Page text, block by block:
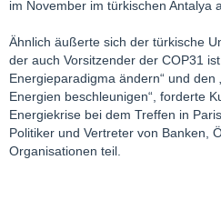
im November im türkischen Antalya
Ähnlich äußerte sich der türkische
der auch Vorsitzender der COP31
Energieparadigma ändern“ und den
Energien beschleunigen“, forderte
Energiekrise bei dem Treffen in
Politiker und Vertreter von Banken,
Organisationen teil.